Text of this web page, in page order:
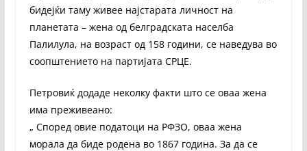
бидејќи таму живее најстарата личност на
планетата – жена од белградската населба
Палилула, на возраст од 158 години, се наведува во
соопштението на партијата СРЦЕ.
Петровиќ додаде неколку факти што се оваа жена
има преживеано:
„ Според овие податоци на РФЗО, оваа жена
морала да биде родена во 1867 година. За да се